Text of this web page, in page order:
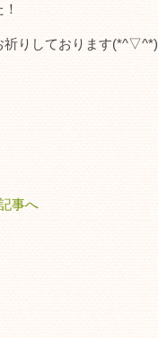
祈りしております(*^▽^*)
事へ